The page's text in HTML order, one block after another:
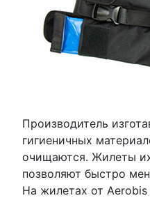
Производитель
гигиеничных
очищаются. Жилеты
позволяют быстро
На жилетах от